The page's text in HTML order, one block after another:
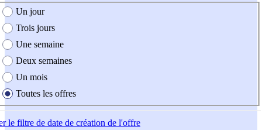
création de l'offre
Un jour
Trois jours
Une semaine
Deux semaines
Un mois
Toutes les offres
le filtre de date de création de l'offre